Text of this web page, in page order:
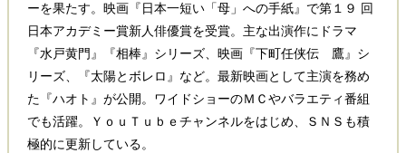
ーを果たす。映画『日本一短い「母」への手紙』で第１９ 回
日本アカデミー賞新人俳優賞を受賞。主な出演作にドラマ
『水戸黄門』『相棒』シリーズ、映画『下町任侠伝 鷹』シ
リーズ、『太陽とボレロ』など。最新映画として主演を務め
た『ハオト』が公開。ワイドショーのＭＣやバラエティ番組
でも活躍。ＹｏｕＴｕｂｅチャンネルをはじめ、ＳＮＳも積
極的に更新している。